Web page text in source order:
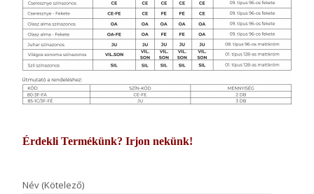
Érdekli Termékünk? Irjon nekünk!
Név (Kötelező)